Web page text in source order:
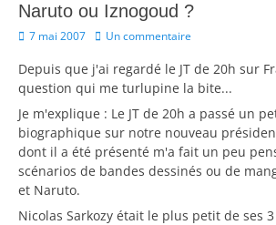
Naruto ou Iznogoud ?
Posted
7 mai 2007 Un commentaire
Depuis que j'ai regardé le JT de 20h sur
question qui me turlupine la bite...
Je m'explique : Le JT de 20h a passé un
biographique sur notre nouveau
dont il a été présenté m'a fait un peu
scénarios de bandes dessinés ou de
et Naruto.
Nicolas Sarkozy était le plus petit de ses